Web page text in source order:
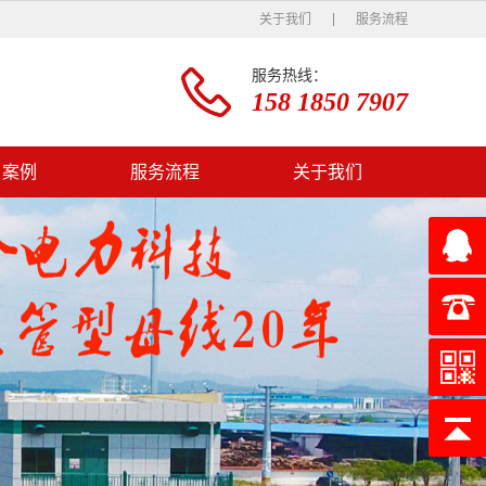
关于我们 服务流程
服务热线：
158 1850 7907
例 服务流程 关于我们